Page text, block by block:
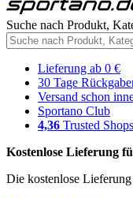
Suche nach Produkt,
Lieferung ab 0 €
30 Tage
Versand schon
Sportano Club
4,36 Trusted Shops
Kostenlose Lieferung
Die kostenlose